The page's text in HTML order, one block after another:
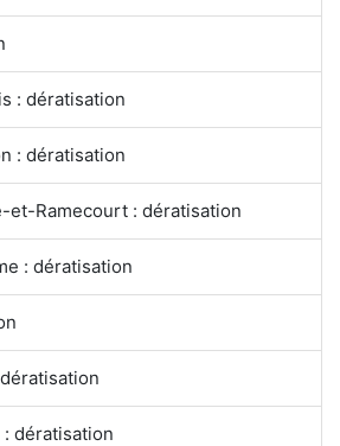
: dératisation
: dératisation
et-Ramecourt : dératisation
: dératisation
dératisation